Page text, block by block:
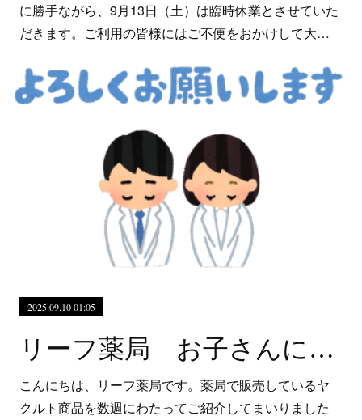
に勝手ながら、9月13日（土）は臨時休業とさせていた
だきます。ご利用の皆様にはご不便をおかけして大…
2025.09.10 01:05
リーフ薬局 お子さんにも人気！きになる野菜ジュース
こんにちは、リーフ薬局です。薬局で販売しているヤ
クルト商品を数週にわたってご紹介してまいりました